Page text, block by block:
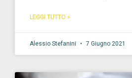
LEGGI TUTTO »
Alessio Stefanini 7 Giugno 2021